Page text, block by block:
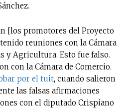
[los promotores del Proyecto
reuniones con la Cámara
y Agricultura. Esto fue falso.
con la Cámara de Comercio.
por el tuit, cuando salieron
las falsas afirmaciones
con el diputado Crispiano